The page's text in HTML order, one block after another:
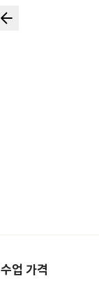
수업 가격